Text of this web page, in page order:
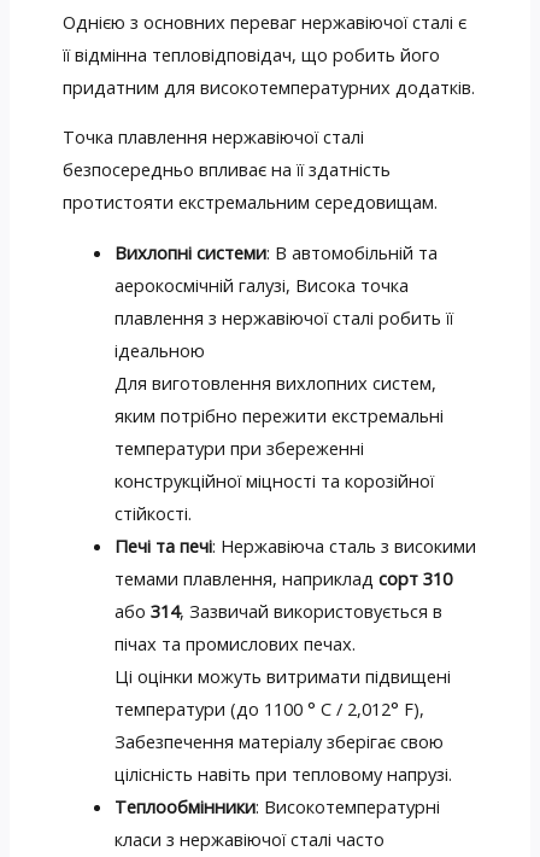
Однією з основних переваг нержавіючої сталі є
її відмінна тепловідповідач, що робить його
придатним для високотемпературних додатків.
Точка плавлення нержавіючої сталі
безпосередньо впливає на її здатність
протистояти екстремальним середовищам.
Вихлопні системи: В автомобільній та
аерокосмічній галузі, Висока точка
плавлення з нержавіючої сталі робить її
ідеальною
Для виготовлення вихлопних систем,
яким потрібно пережити екстремальні
температури при збереженні
конструкційної міцності та корозійної
стійкості.
Печі та печі: Нержавіюча сталь з високими
темами плавлення, наприкладсорт 310
або314, Зазвичай використовується в
пічах та промислових печах.
Ці оцінки можуть витримати підвищені
температури (до 1100 ° C / 2,012° F),
Забезпечення матеріалу зберігає свою
цілісність навіть при тепловому напрузі.
Теплообмінники: Високотемпературні
класи з нержавіючої сталі часто